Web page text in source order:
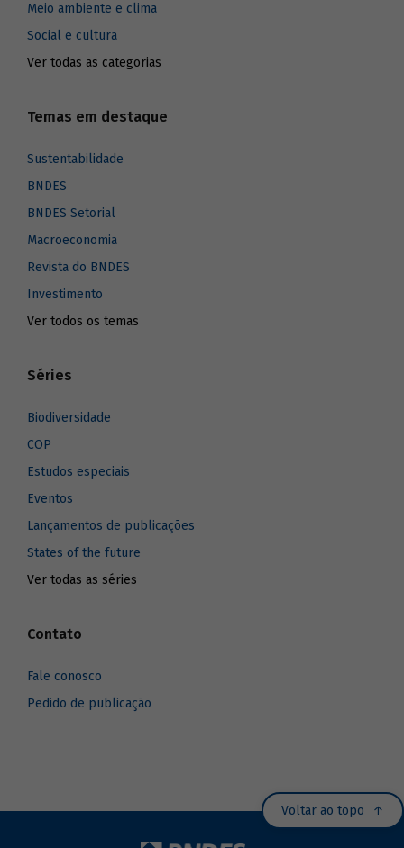
Meio ambiente e clima
Social e cultura
Ver todas as categorias
Temas em destaque
Sustentabilidade
BNDES
BNDES Setorial
Macroeconomia
Revista do BNDES
Investimento
Ver todos os temas
Séries
Biodiversidade
COP
Estudos especiais
Eventos
Lançamentos de publicações
States of the future
Ver todas as séries
Contato
Fale conosco
Pedido de publicação
Voltar ao topo